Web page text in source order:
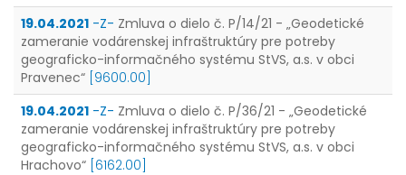
19.04.2021 -Z- Zmluva o dielo č. P/14/21 - „Geodetické
zameranie vodárenskej infraštruktúry pre potreby
geograficko-informačného systému StVS, a.s. v obci
Pravenec“ [9600.00]
19.04.2021 -Z- Zmluva o dielo č. P/36/21 - „Geodetické
zameranie vodárenskej infraštruktúry pre potreby
geograficko-informačného systému StVS, a.s. v obci
Hrachovo“ [6162.00]